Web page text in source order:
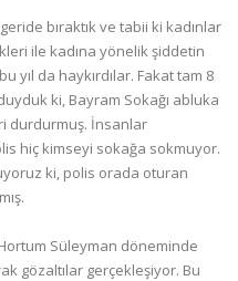
bıraktık ve tabii ki kadınlar
ile kadına yönelik şiddetin
yıl da haykırdılar. Fakat tam 8
ki, Bayram Sokağı abluka
durdurmuş. İnsanlar
hiç kimseyi sokağa sokmuyor.
ki, polis orada oturan
Süleyman döneminde
gözaltılar gerçekleşiyor. Bu